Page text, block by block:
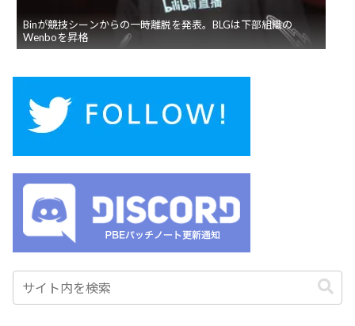
Binが競技シーンからの一時離脱を発表。BLGは下部組織の
Wenboを昇格